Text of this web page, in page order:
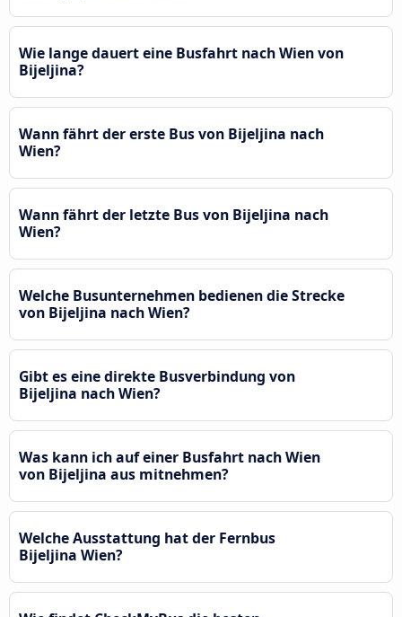
Wie lange dauert eine Busfahrt nach Wien von
Bijeljina?
Wann fährt der erste Bus von Bijeljina nach
Wien?
Wann fährt der letzte Bus von Bijeljina nach
Wien?
Welche Busunternehmen bedienen die Strecke
von Bijeljina nach Wien?
Gibt es eine direkte Busverbindung von
Bijeljina nach Wien?
Was kann ich auf einer Busfahrt nach Wien
von Bijeljina aus mitnehmen?
Welche Ausstattung hat der Fernbus
Bijeljina Wien?